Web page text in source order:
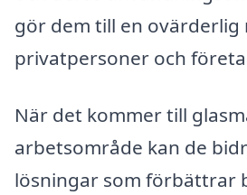
gör dem till en ovärderlig
privatpersoner och
När det kommer till
arbetsområde kan de
lösningar som förbättrar